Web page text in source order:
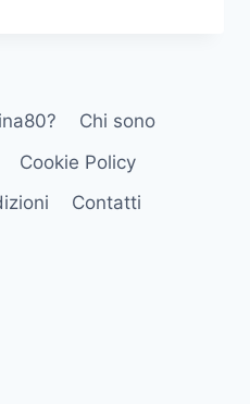
Chi sono
Cookie Policy
Contatti